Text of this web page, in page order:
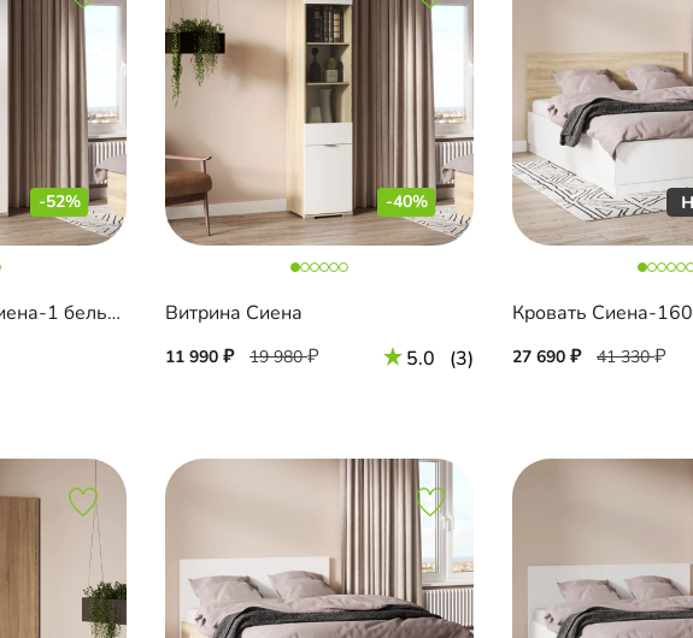
-52%
Распашной шкаф Сиена-1 бельевой
-40%
Витрина Сиена
11 990 19 980 5.0 (3)
Кровать Сиена-160
27 690 41 330